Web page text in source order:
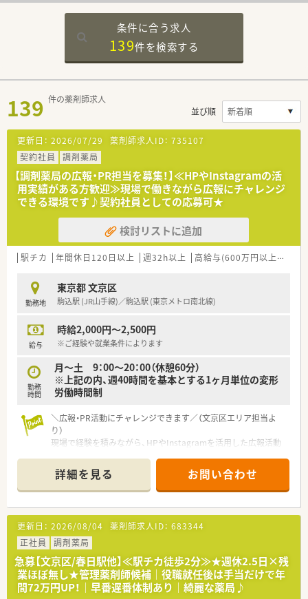
条件に合う求人
139件を検索する
139 件の薬剤師求人
並び順
更新日： 2026/07/29 薬剤師求人ID： 735107
契約社員
調剤薬局
【調剤薬局の広報・PR担当を募集！】≪HPやInstagramの活
用実績がある方歓迎≫現場で働きながら広報にチャレンジ
できる環境です♪契約社員としての応募可★
検討リストに追加
駅チカ 年間休日120日以上 週32h以上 高給与(600万円以上)
勤務地
東京都 文京区
駒込駅 (JR山手線)／駒込駅 (東京メトロ南北線)
給与
時給2,000円～2,500円
※ご経験や就業条件によります
勤務
時間
月～土 9：00～20：00（休憩60分）
※上記の内、週40時間を基本とする1ヶ月単位の変形
労働時間制
＼広報・PR活動にチャレンジできます／（文京区エリア担当よ
り）
現場で経験を積みながら、HPやInstagramを活用した広報活動
スキルアップを目指す薬剤師さんや新しい事にチャレンジした
い方を全力でサポートしてくれますよ。
＊------------------------------------------＊
【店舗情報と応需状況について】
■最寄り駅のJR山手線駒込駅から徒歩10分とアクセス良好な好
立地に店舗を構えております。
■都内近隣で2店舗を展開しておりオープンから年数が浅いため
清潔で綺麗なお店が大きな魅力です。
■主な担当業務として調剤業務および広報に関連する業務など
を幅広くお任せする予定となっております。
詳細を見る お問い合わせ
更新日： 2026/08/04 薬剤師求人ID： 683344
正社員
調剤薬局
急募【文京区/春日駅他】≪駅チカ徒歩2分≫★週休2.5日×残
業ほぼ無し★管理薬剤師候補｜役職就任後は手当だけで年
間72万円UP！｜早番遅番体制あり｜綺麗な薬局♪